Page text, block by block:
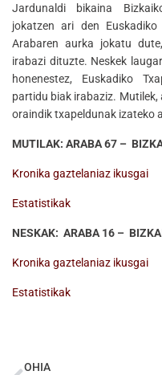
Jardunaldi bikaina
jokatzen ari den Euskadiko
Arabaren aurka jokatu
irabazi dituzte. Neskek
honenestez, Euskadiko
partidu biak irabaziz.
oraindik txapeldunak izateko
MUTILAK: ARABA 67 –
Kronika gaztelaniaz ikusgai
Estatistikak
NESKAK: ARABA 16 –
Kronika gaztelaniaz ikusgai
Estatistikak
OHIA